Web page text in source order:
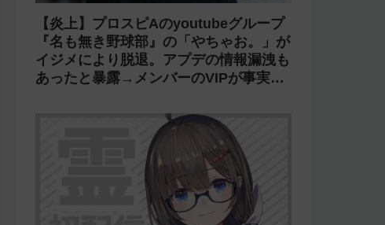
【炎上】プロスピAのyoutubeグループ
『名も無き野球部』の「やちゃお。」が
イジメにより脱退。アプデの情報漏洩も
あったと暴露→メンバーのVIPが事実無